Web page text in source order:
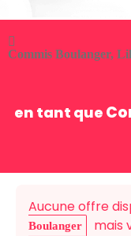
Commis Boulanger,
en tant que
Aucune offre
Boulanger
mais